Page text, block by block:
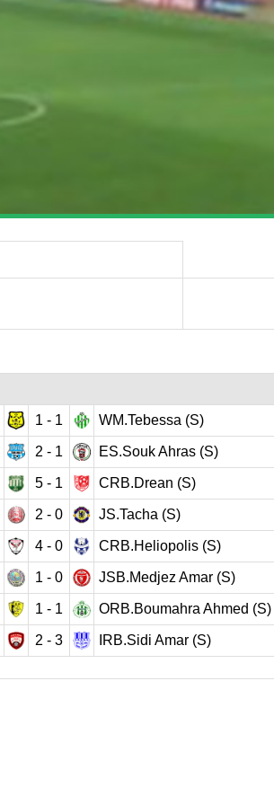
1 - 1 WM.Tebessa (S)
2 - 1 ES.Souk Ahras (S)
5 - 1 CRB.Drean (S)
2 - 0 JS.Tacha (S)
4 - 0 CRB.Heliopolis (S)
1 - 0 JSB.Medjez Amar (S)
1 - 1 ORB.Boumahra Ahmed (S)
2 - 3 IRB.Sidi Amar (S)